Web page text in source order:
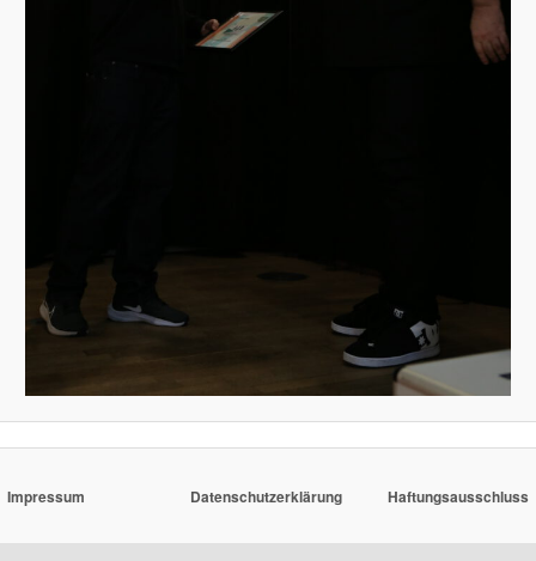
Impressum Datenschutzerklärung Haftungsausschluss